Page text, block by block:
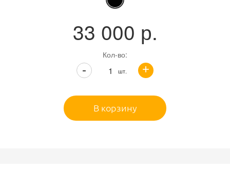
33 000 р.
Кол-во:
шт. +
-
В корзину